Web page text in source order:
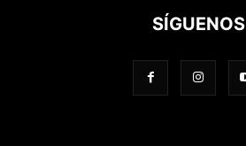
SÍGUENOS